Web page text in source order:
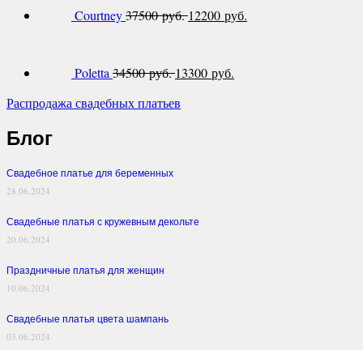
Courtney37500 руб. 12200 руб.
Poletta 34500 руб. 13300 руб.
Распродажа свадебных платьев
Блог
Свадебное платье для беременных
28.06.2024
Свадебные платья с кружевным декольте
20.06.2024
Праздничные платья для женщин
10.06.2024
Свадебные платья цвета шампань
03.06.2024